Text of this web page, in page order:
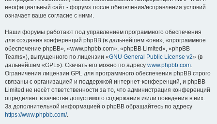
неофициальный сайт - форум» после обновления/исправления условий
означает ваше согласие с ними.
Наши форумы работают под управлением программного обеспечения
для создания конференций phpBB (в дальнейшем «они», «программное
обеспечение phpBB», «www.phpbb.com», «phpBB Limited», «phpBB
Teams»), выпущенного по лицензии «GNU General Public License v2» (в
дальнейшем «GPL»). Скачать его можно по адресу www.phpbb.com.
Ограничения лицензии GPL для программного обеспечения phpBB строго
связаны с организацией и поддержкой интернет-конференций, и phpBB
Limited не несёт ответственности за то, что администрация конференций
определяет в качестве допустимого содержания и/или поведения в них.
За дополнительной информацией о phpBB обращайтесь по адресу
https://www.phpbb.com/.